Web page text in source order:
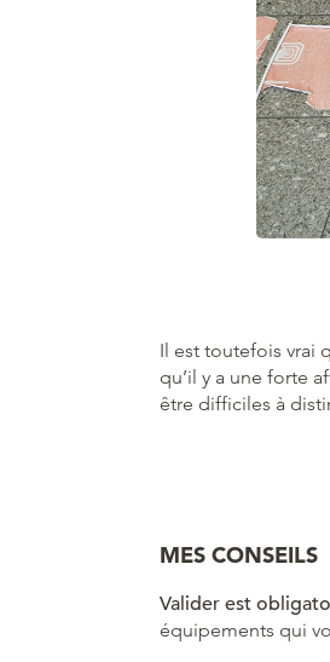
Il est toutefois vrai
qu’il y a une forte
être difficiles à
MES CONSEILS
Valider est
équipements qui